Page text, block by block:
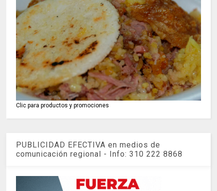
Clic para productos y promociones
PUBLICIDAD EFECTIVA en medios de
comunicación regional - Info: 310 222 8868